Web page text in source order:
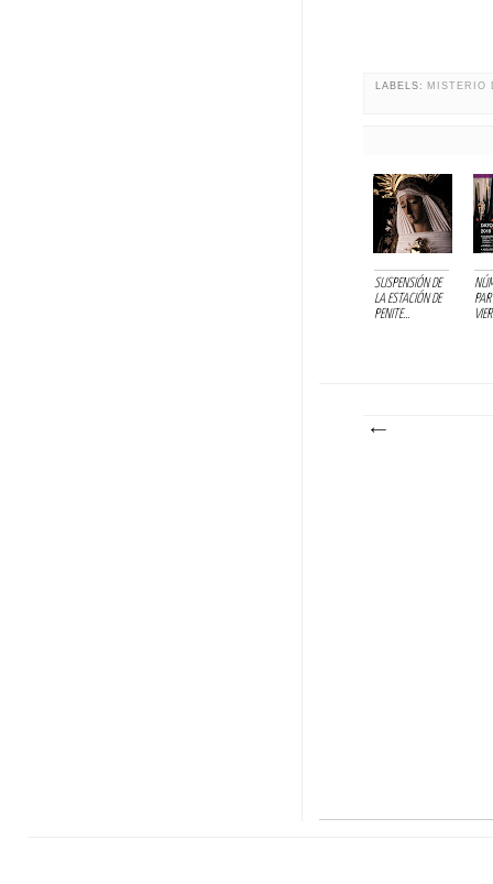
LABELS: MISTERIO
SUSPENSIÓN DE
LA ESTACIÓN DE
PENITE...